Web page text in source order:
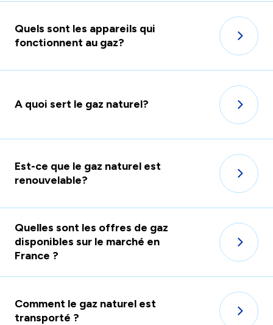
Quels sont les appareils qui
fonctionnent au gaz?
A quoi sert le gaz naturel?
Est-ce que le gaz naturel est
renouvelable?
Quelles sont les offres de gaz
disponibles sur le marché en
France ?
Comment le gaz naturel est
transporté ?